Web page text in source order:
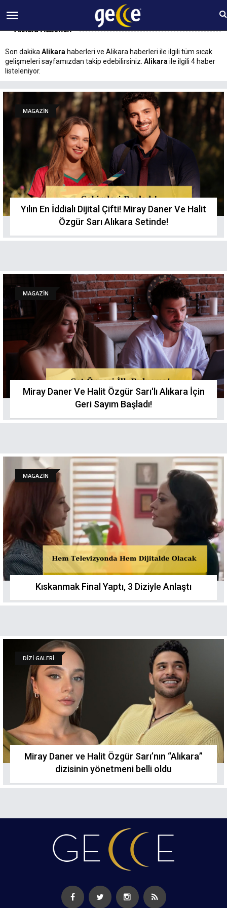
09 AĞUSTOS Pazar 12:06
Alikara Haberleri
Son dakika Alikara haberleri ve Alikara haberleri ile ilgili tüm sıcak
gelişmeleri sayfamızdan takip edebilirsiniz. Alikara ile ilgili 4 haber
listeleniyor.
MAGAZİN
Yılın En İddialı Dijital Çifti! Miray Daner Ve Halit
Özgür Sarı Alıkara Setinde!
MAGAZİN
Miray Daner Ve Halit Özgür Sarı'lı Alıkara İçin
Geri Sayım Başladı!
MAGAZİN
Kıskanmak Final Yaptı, 3 Diziyle Anlaştı
DİZİ GALERİ
Miray Daner ve Halit Özgür Sarı’nın “Alıkara”
dizisinin yönetmeni belli oldu